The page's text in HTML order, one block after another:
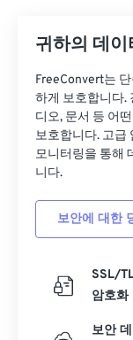
귀하의 데이
FreeConvert는
하게 보호합니다.
디오, 문서 등 어
보호합니다. 고급
모니터링을 통해
니다.
보안에 대한
SSL/
암호화
보안